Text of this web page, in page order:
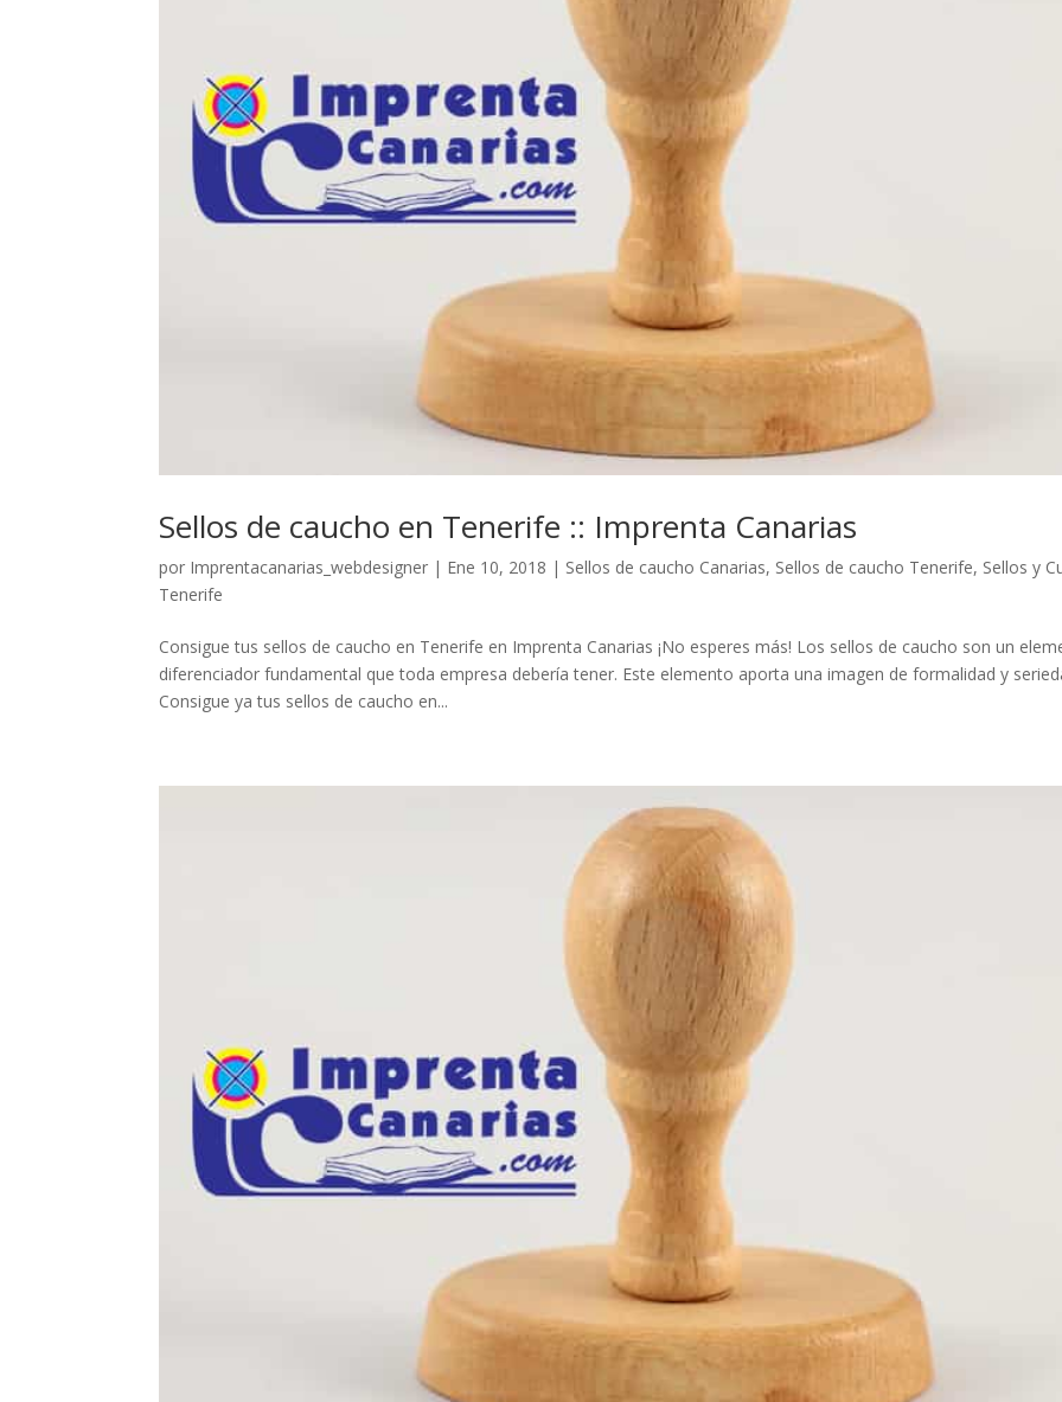
Sellos de caucho en Tenerife :: Imprenta Canarias
por Imprentacanarias_webdesigner | Ene 10, 2018 | Sellos de caucho Canarias, Sellos de caucho Tenerife, Sellos y
Tenerife
Consigue tus sellos de caucho en Tenerife en Imprenta Canarias ¡No esperes más! Los sellos de caucho son un
diferenciador fundamental que toda empresa debería tener. Este elemento aporta una imagen de formalidad y
Consigue ya tus sellos de caucho en...